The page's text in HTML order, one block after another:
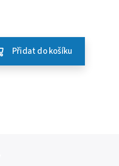
Přidat do košíku